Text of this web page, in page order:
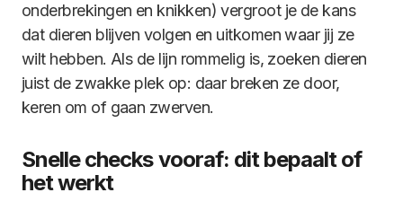
onderbrekingen en knikken) vergroot je de kans
dat dieren blijven volgen en uitkomen waar jij ze
wilt hebben. Als de lijn rommelig is, zoeken dieren
juist de zwakke plek op: daar breken ze door,
keren om of gaan zwerven.
Snelle checks vooraf: dit bepaalt of
het werkt